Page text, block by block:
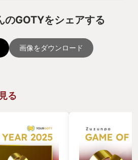
のGOTYをシェアする
画像をダウンロード
る